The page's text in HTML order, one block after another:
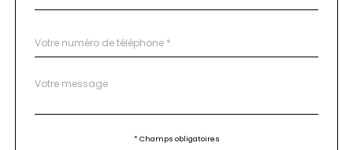
*
Fieldset
Message
*
* Champs obligatoires